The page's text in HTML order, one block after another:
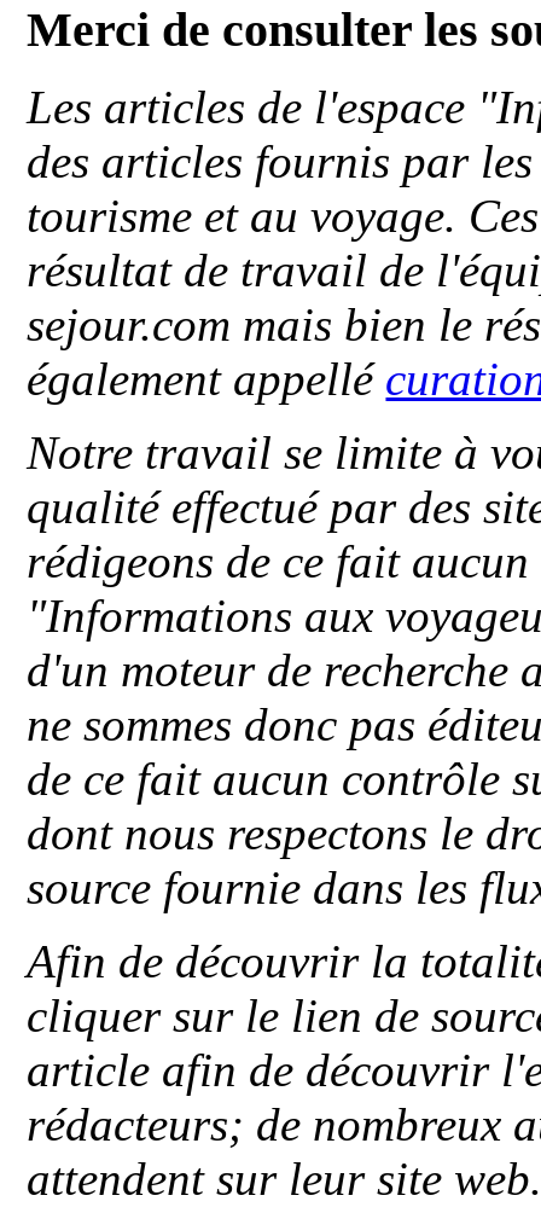
Merci de consulter les
Les articles de l'espace
des articles fournis par
tourisme et au voyage.
résultat de travail de
sejour.com mais bien le
également appellé
Notre travail se limite à
qualité effectué par des
rédigeons de ce fait
"Informations aux
d'un moteur de recherche
ne sommes donc pas
de ce fait aucun contrôle
dont nous respectons le
source fournie dans les
Afin de découvrir la
cliquer sur le lien de
article afin de découvrir
rédacteurs; de nombreux
attendent sur leur site